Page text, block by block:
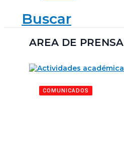
Buscar
AREA DE PRENSA
COMUNICADOS